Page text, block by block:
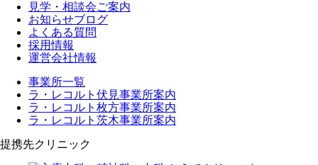
見学・相談会ご案内
お知らせブログ
よくある質問
採用情報
運営会社情報
事業所一覧
ラ・レコルト伏見事業所案内
ラ・レコルト枚方事業所案内
ラ・レコルト茨木事業所案内
提携先クリニック